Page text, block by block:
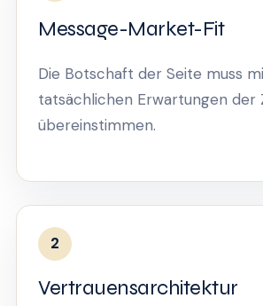
Message-Market-Fit
Die Botschaft der Seite muss
tatsächlichen Erwartungen der
übereinstimmen.
2
Vertrauensarchitektur